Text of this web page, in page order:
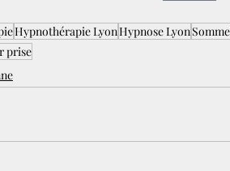
Hypnothérapie LyonHypnose Lyon
prise